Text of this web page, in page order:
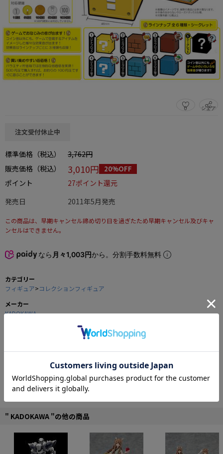
0 シェア
この商品をシェアする
注文受付休止中
標準価格（税込）
3,762円
販売価格（税込）
3,010円 20%OFF
ポイント
27ポイント還元
発売日
2011年5月発売
この商品は、早期キャンセル締め切り日を過ぎたため早期キャンセル及びキャ
ンセルはできません。
なら 月々1,003円から。分割手数料無料
カテゴリー
フィギュア>コレクションフィギュア
メーカー
KADOKAWA
ハテナブロックをはじめとする「New スーパーマリオブラザーズ」に登場する
おなじみのブロック達が、集めて楽しいミニ貯金箱になりました。
コインを入れるとゲーム中おなじみの音が出ます！
心地よいコイン音をはじめとした楽しいサウンドに、ついついお金を入れちゃ
■ボタン電池2個内蔵（電池交換不可 再生回数：約500回）
" KADOKAWA "の他の商品